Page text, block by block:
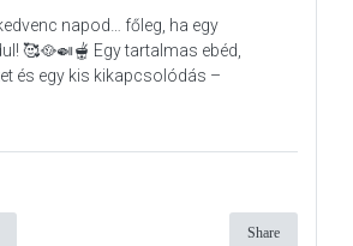
napod… főleg, ha egy
🥰🥘🍛🫕 Egy tartalmas ebéd,
és egy kis kikapcsolódás –
Share